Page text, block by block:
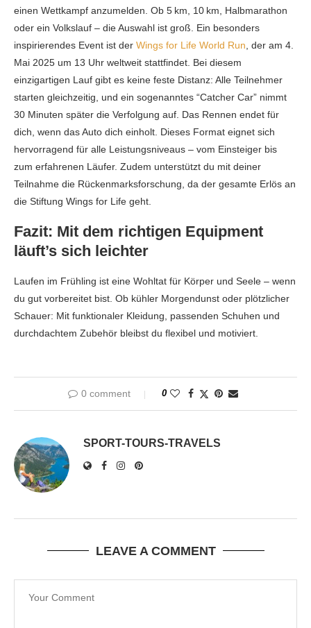
einen Wettkampf anzumelden. Ob 5 km, 10 km, Halbmarathon
oder ein Volkslauf – die Auswahl ist groß. Ein besonders
inspirierendes Event ist der Wings for Life World Run , der am 4.
Mai 2025 um 13 Uhr weltweit stattfindet. Bei diesem
einzigartigen Lauf gibt es keine feste Distanz: Alle Teilnehmer
starten gleichzeitig, und ein sogenanntes “Catcher Car” nimmt
30 Minuten später die Verfolgung auf. Das Rennen endet für
dich, wenn das Auto dich einholt. Dieses Format eignet sich
hervorragend für alle Leistungsniveaus – vom Einsteiger bis
zum erfahrenen Läufer. Zudem unterstützt du mit deiner
Teilnahme die Rückenmarksforschung, da der gesamte Erlös an
die Stiftung Wings for Life geht.
Fazit: Mit dem richtigen Equipment
läuft’s sich leichter
Laufen im Frühling ist eine Wohltat für Körper und Seele – wenn
du gut vorbereitet bist. Ob kühler Morgendunst oder plötzlicher
Schauer: Mit funktionaler Kleidung, passenden Schuhen und
durchdachtem Zubehör bleibst du flexibel und motiviert.
0 comment 0
SPORT-TOURS-TRAVELS
LEAVE A COMMENT